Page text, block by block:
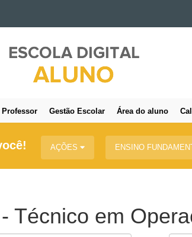
Professor Gestão Escolar Área do aluno
AÇÕES ENSINO
Técnico em